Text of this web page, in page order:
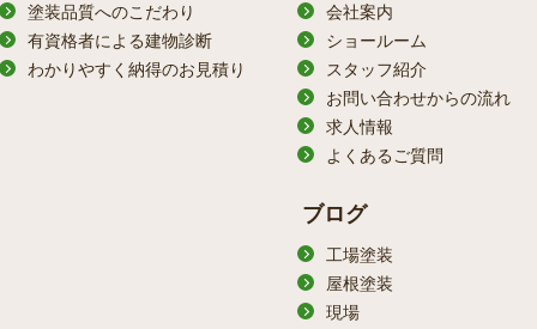
塗装品質へのこだわり
有資格者による建物診断
わかりやすく納得のお見積り
会社案内
ショールーム
スタッフ紹介
お問い合わせからの流れ
求人情報
よくあるご質問
ブログ
工場塗装
屋根塗装
現場